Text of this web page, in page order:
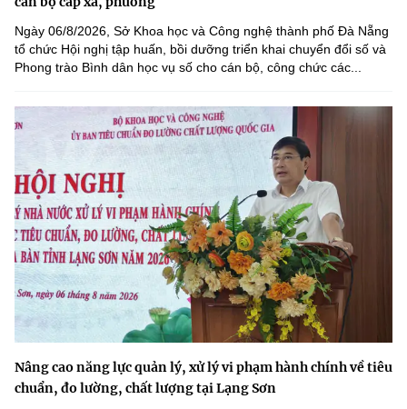
Ngày 06/8/2026, Sở Khoa học và Công nghệ thành phố Đà Nẵng
tổ chức Hội nghị tập huấn, bồi dưỡng triển khai chuyển đổi số và
Phong trào Bình dân học vụ số cho cán bộ, công chức các...
Nâng cao năng lực quản lý, xử lý vi phạm hành chính về tiêu
chuẩn, đo lường, chất lượng tại Lạng Sơn